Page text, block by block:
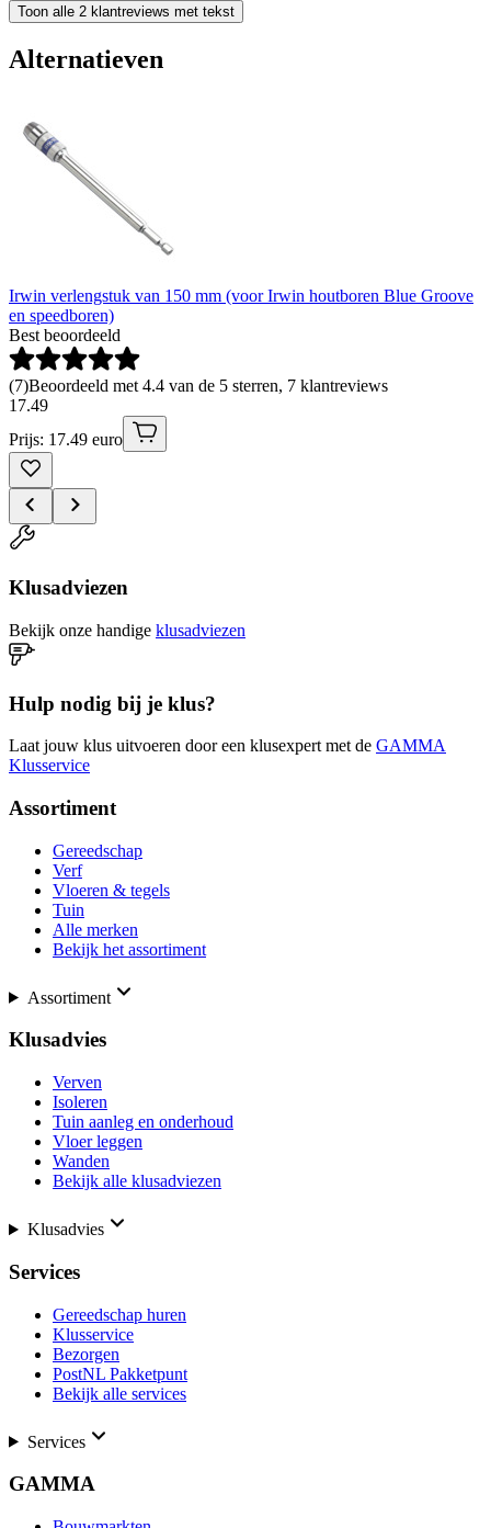
Toon alle 2 klantreviews met tekst
Alternatieven
Irwin verlengstuk van 150 mm (voor Irwin houtboren Blue Groove
en speedboren)
Best beoordeeld
(7)Beoordeeld met 4.4 van de 5 sterren, 7 klantreviews
17.49
Prijs: 17.49 euro
Klusadviezen
Bekijk onze handige klusadviezen
Hulp nodig bij je klus?
Laat jouw klus uitvoeren door een klusexpert met de GAMMA
Klusservice
Assortiment
Gereedschap
Verf
Vloeren & tegels
Tuin
Alle merken
Bekijk het assortiment
Assortiment
Klusadvies
Verven
Isoleren
Tuin aanleg en onderhoud
Vloer leggen
Wanden
Bekijk alle klusadviezen
Klusadvies
Services
Gereedschap huren
Klusservice
Bezorgen
PostNL Pakketpunt
Bekijk alle services
Services
GAMMA